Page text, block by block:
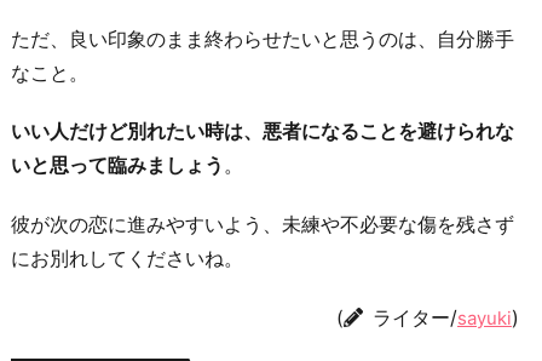
ただ、良い印象のまま終わらせたいと思うのは、自分勝手
なこと。
いい人だけど別れたい時は、悪者になることを避けられな
いと思って臨みましょう 。
彼が次の恋に進みやすいよう、未練や不必要な傷を残さず
にお別れしてくださいね。
( ライター/sayuki)